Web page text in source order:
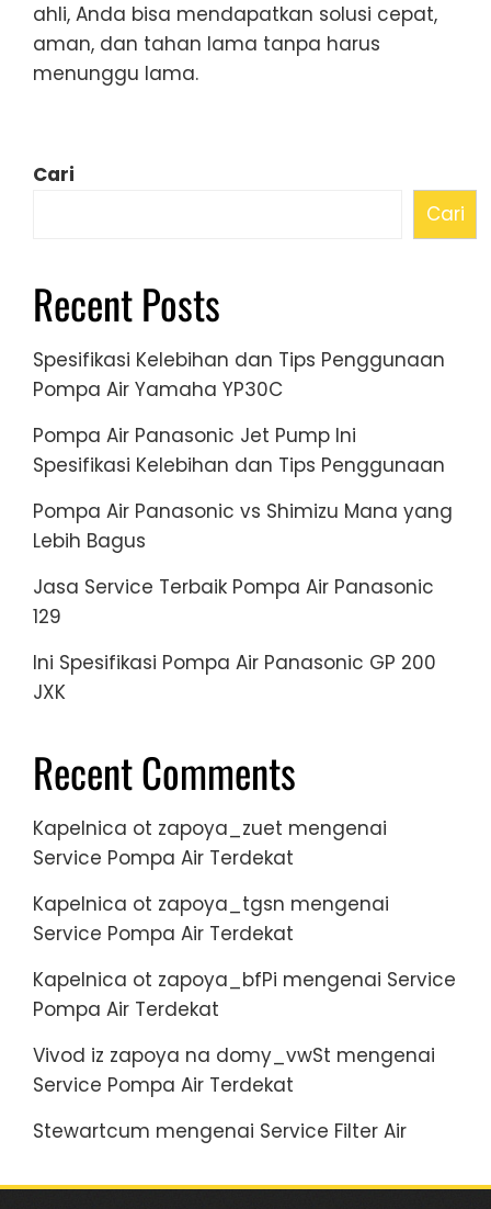
ahli, Anda bisa mendapatkan solusi cepat,
aman, dan tahan lama tanpa harus
menunggu lama.
Cari
Cari
Recent Posts
Spesifikasi Kelebihan dan Tips Penggunaan
Pompa Air Yamaha YP30C
Pompa Air Panasonic Jet Pump Ini
Spesifikasi Kelebihan dan Tips Penggunaan
Pompa Air Panasonic vs Shimizu Mana yang
Lebih Bagus
Jasa Service Terbaik Pompa Air Panasonic
129
Ini Spesifikasi Pompa Air Panasonic GP 200
JXK
Recent Comments
Kapelnica ot zapoya_zuet mengenai
Service Pompa Air Terdekat
Kapelnica ot zapoya_tgsn mengenai
Service Pompa Air Terdekat
Kapelnica ot zapoya_bfPi mengenai Service
Pompa Air Terdekat
Vivod iz zapoya na domy_vwSt mengenai
Service Pompa Air Terdekat
Stewartcum mengenai Service Filter Air